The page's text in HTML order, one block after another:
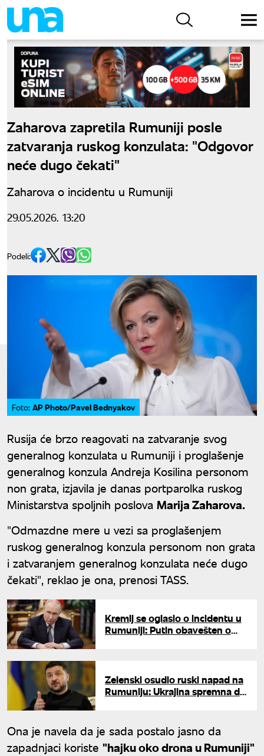
Zaharova zapretila Rumuniji posle
zatvaranja ruskog konzulata: "Odgovor
neće dugo čekati"
Zaharova o incidentu u Rumuniji
29.05.2026. 13:20
Podeli:
Foto: AP Photo/Pavel Bednyakov
Rusija će brzo reagovati na zatvaranje svog
generalnog konzulata u Rumuniji i proglašenje
generalnog konzula Andreja Kosilina personom
non grata, izjavila je danas portparolka ruskog
Ministarstva spoljnih poslova Marija Zaharova.
"Odmazdne mere u vezi sa proglašenjem
ruskog generalnog konzula personom non grata
i zatvaranjem generalnog konzulata neće dugo
čekati", reklao je ona, prenosi TASS.
Kremlj se oglasio o incidentu u
Rumuniji: Putin obavešten o
Zelenski osudio ruski napad na
Rumuniju: Ukrajina spremna da
Ona je navela da je sada postalo jasno da
zapadnjaci koriste "hajku oko drona u Rumuniji"